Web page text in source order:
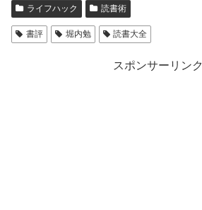
ライフハック
読書術
書評 堀内勉 読書大全
スポンサーリンク